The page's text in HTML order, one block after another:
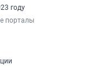
году
порталы